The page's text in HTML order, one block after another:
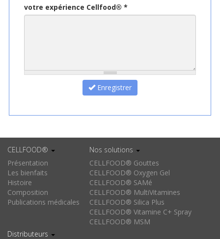
votre expérience Cellfood® *
Enregistrer
CELLFOOD®
Présentation
Les bienfaits
Histoire
Composition
Publications médicales
Nos solutions
CELLFOOD® Gouttes
CELLFOOD® Oxygen Gel
CELLFOOD® SAMé
CELLFOOD® MultiVitamines
CELLFOOD® Silica Plus
CELLFOOD® Vitamine C+ Spray
CELLFOOD® MSM
Distributeurs